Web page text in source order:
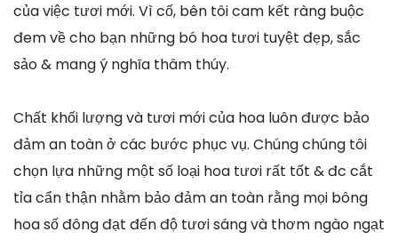
của việc tươi mới. Vì cố, bên tôi cam kết ràng buộc
đem về cho bạn những bó hoa tươi tuyệt đẹp, sắc
sảo & mang ý nghĩa thâm thúy.
Chất khối lượng và tươi mới của hoa luôn được bảo
đảm an toàn ở các bước phục vụ. Chúng chúng tôi
chọn lựa những một số loại hoa tươi rất tốt & đc cắt
tỉa cẩn thận nhằm bảo đảm an toàn rằng mọi bông
hoa số đông đạt đến độ tươi sáng và thơm ngào ngạt